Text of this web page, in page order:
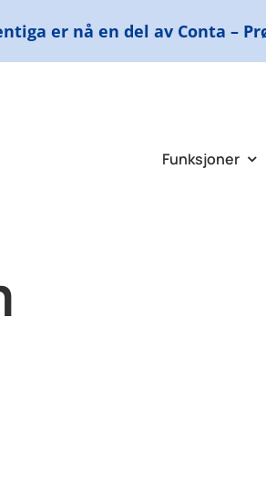
er nå en del av Conta –
Funksjoner